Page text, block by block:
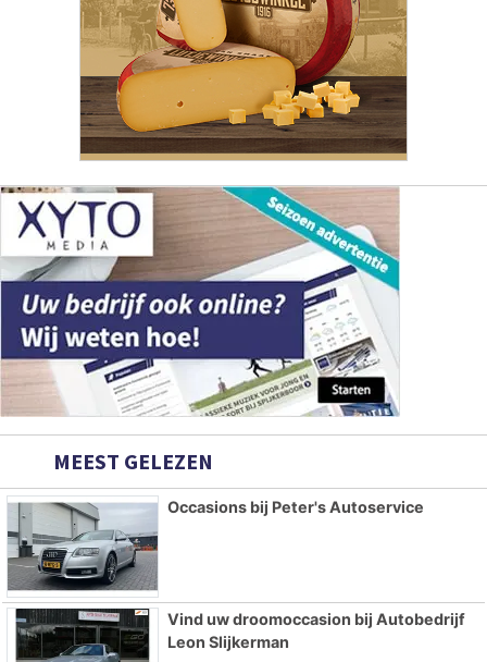
MEEST GELEZEN
Occasions bij Peter's Autoservice
Vind uw droomoccasion bij Autobedrijf
Leon Slijkerman